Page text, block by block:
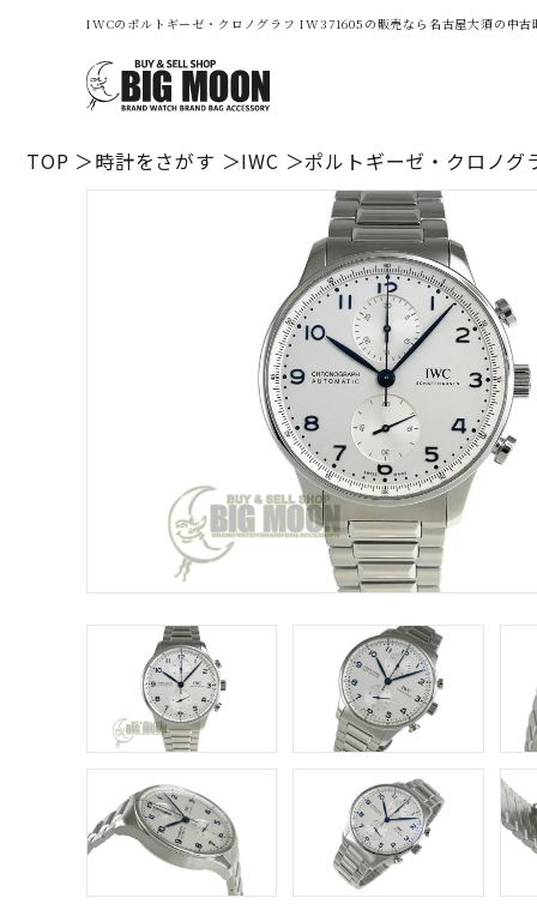
IWCのポルトギーゼ・クロノグラフ IW371605の販売なら名古屋大須の中古
TOP 時計をさがす IWC ポルトギーゼ・クロノ